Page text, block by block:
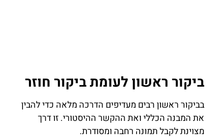
ביקור ראשון לעומת ביקור חוזר
בביקור ראשון רבים מעדיפים הדרכה מלאה כדי להבין
את המבנה הכללי ואת ההקשר ההיסטורי. זו דרך
מצוינת לקבל תמונה רחבה ומסודרת.